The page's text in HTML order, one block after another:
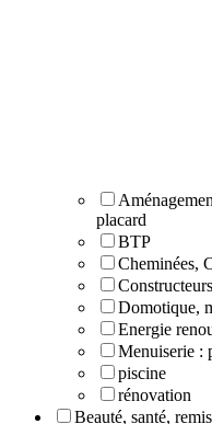
placard
BTP
Cheminées,
Domotique,
Energie
Menuiserie :
piscine
rénovation
Beauté, santé,